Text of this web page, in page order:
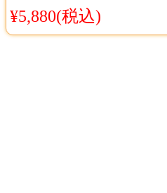
通販 送料無料
¥5,880(税込)